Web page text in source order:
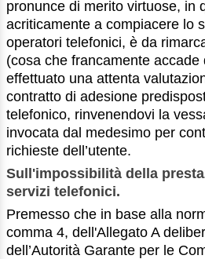
pronunce di merito virtuose, in
acriticamente a compiacere lo
operatori telefonici, è da
(cosa che francamente accade
effettuato una attenta
contratto di adesione
telefonico, rinvenendovi la
invocata dal medesimo per
richieste dell’utente.
Sull'impossibilità della
servizi telefonici.
Premesso che in base alla
comma 4, dell'Allegato A
dell’Autorità Garante per le